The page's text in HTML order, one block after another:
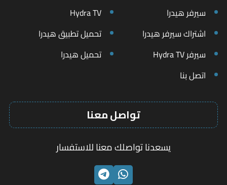
سيرفر هيدرا
Hydra TV
اشتراك سيرفر هيدرا
تحميل تطبيق هيدرا
سيرفر Hydra TV
تحميل هيدرا
اتصل بنا
تواصل معنا
يسعدنا تواصلك معنا للاستفسار
الواتسابتليجرام